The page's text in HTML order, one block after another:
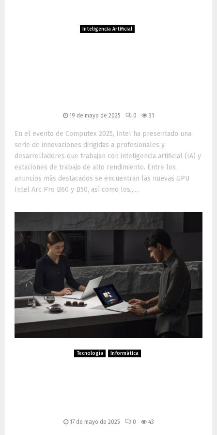
Inteligencia Artificial
19 de mayo de 2025 0 31
En el evento de Computex 2025, Intel ha presentado una
serie de innovaciones dirigidas a profesionales y
desarrolladores que trabajan con inteligencia artificial (IA) y
estaciones de trabajo de alto rendimiento. Entre los
anuncios más destacados se encuentran las nuevas GPU
Intel Arc Pro B60 y B50, así como los......
Tecnología Informática
17 de mayo de 2025 0 43